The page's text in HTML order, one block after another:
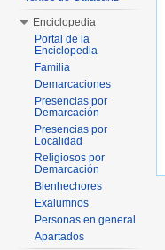
Enciclopedia
Portal de la
Enciclopedia
Familia
Demarcaciones
Presencias por
Demarcación
Presencias por
Localidad
Religiosos por
Demarcación
Bienhechores
Exalumnos
Personas en general
Apartados